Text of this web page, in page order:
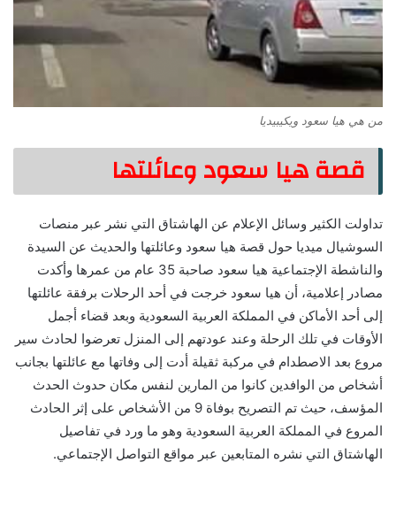
من هي هيا سعود ويكيبيديا
قصة هيا سعود وعائلتها
تداولت الكثير وسائل الإعلام عن الهاشتاق التي نشر عبر منصات
السوشيال ميديا حول قصة هيا سعود وعائلتها والحديث عن السيدة
والناشطة الإجتماعية هيا سعود صاحبة 35 عام من عمرها وأكدت
مصادر إعلامية، أن هيا سعود خرجت في أحد الرحلات برفقة عائلتها
إلى أحد الأماكن في المملكة العربية السعودية وبعد قضاء أجمل
الأوقات في تلك الرحلة وعند عودتهم إلى المنزل تعرضوا لحادث سير
مروع بعد الاصطدام في مركبة ثقيلة أدت إلى وفاتها مع عائلتها بجانب
أشخاص من الوافدين كانوا من المارين لنفس مكان حدوث الحدث
المؤسف، حيث تم التصريح بوفاة 9 من الأشخاص على إثر الحادث
المروع في المملكة العربية السعودية وهو ما ورد في تفاصيل
الهاشتاق التي نشره المتابعين عبر مواقع التواصل الإجتماعي.